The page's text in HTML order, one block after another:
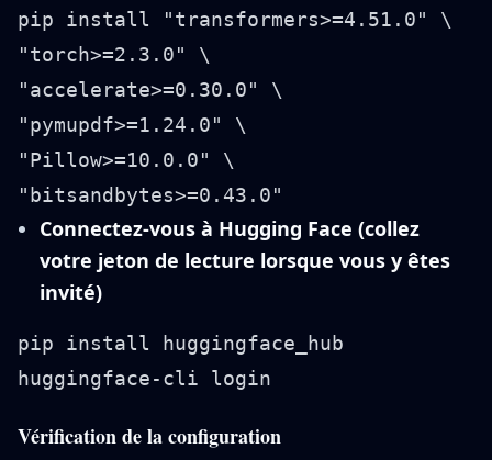
pip install "transformers>=4.51.0" \
"torch>=2.3.0" \
"accelerate>=0.30.0" \
"pymupdf>=1.24.0" \
"Pillow>=10.0.0" \
Connectez-vous à Hugging Face (collez
votre jeton de lecture lorsque vous y êtes
invité)
pip install huggingface_hub
Vérification de la configuration